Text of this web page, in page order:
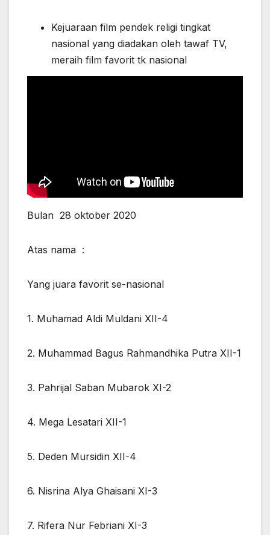
Kejuaraan film pendek religi tingkat
nasional yang diadakan oleh tawaf TV,
meraih film favorit tk nasional
Bulan 28 oktober 2020
Atas nama :
Yang juara favorit se-nasional
1. Muhamad Aldi Muldani XII-4
2. Muhammad Bagus Rahmandhika Putra XII-1
3. Pahrijal Saban Mubarok XI-2
4. Mega Lesatari XII-1
5. Deden Mursidin XII-4
6. Nisrina Alya Ghaisani XI-3
7. Rifera Nur Febriani XI-3